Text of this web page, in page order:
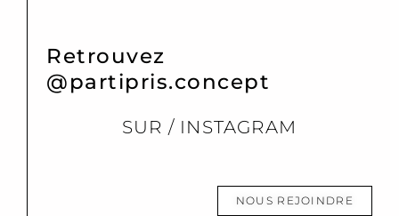
Retrouvez
@partipris.concept
SUR / INSTAGRAM
NOUS REJOINDRE